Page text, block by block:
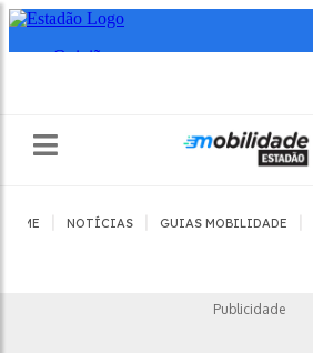
HOME NOTÍCIAS GUIAS MOBILIDADE
Publicidade